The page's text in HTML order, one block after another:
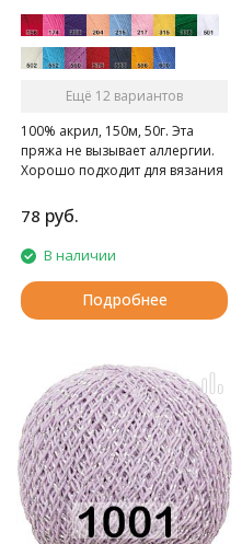
Ещё 12 вариантов
100% акрил, 150м, 50г. Эта
пряжа не вызывает аллергии.
Хорошо подходит для вязания
78 руб.
В наличии
Подробнее